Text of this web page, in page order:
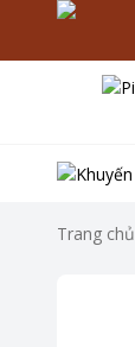
Trang chủ